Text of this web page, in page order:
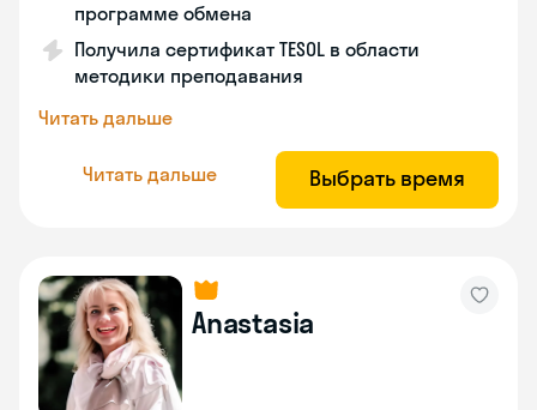
программе обмена
Получила сертификат TESOL в области
методики преподавания
Читать дальше
Читать дальше Выбрать время
Anastasia